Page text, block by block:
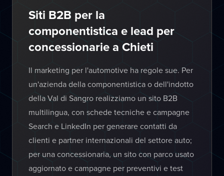
Siti B2B per la
componentistica e lead per
concessionarie a Chieti
Il marketing per l'automotive ha regole sue. Per
un'azienda della componentistica o dell'indotto
della Val di Sangro realizziamo un sito B2B
multilingua, con schede tecniche e campagne
Search e LinkedIn per generare contatti da
clienti e partner internazionali del settore auto;
per una concessionaria, un sito con parco usato
aggiornato e campagne per preventivi e test